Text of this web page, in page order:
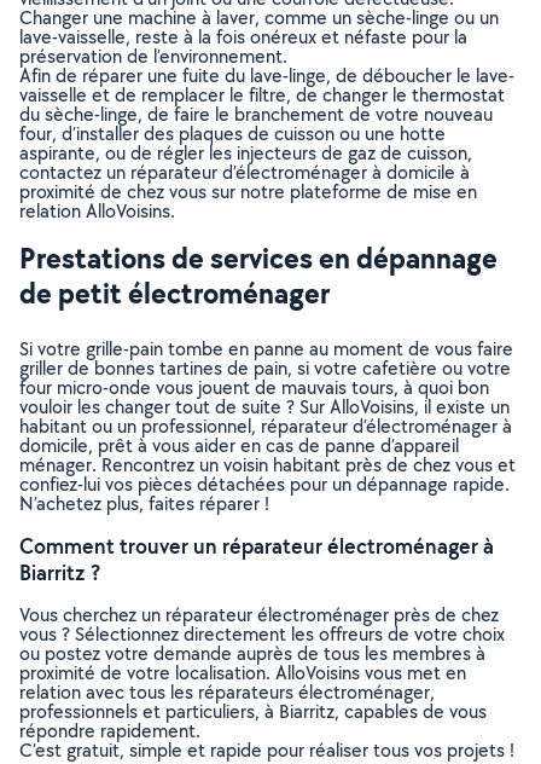
Changer une machine à laver, comme un sèche-linge ou un
lave-vaisselle, reste à la fois onéreux et néfaste pour la
préservation de l’environnement.
Afin de réparer une fuite du lave-linge, de déboucher le lave-
vaisselle et de remplacer le filtre, de changer le thermostat
du sèche-linge, de faire le branchement de votre nouveau
four, d’installer des plaques de cuisson ou une hotte
aspirante, ou de régler les injecteurs de gaz de cuisson,
contactez un réparateur d’électroménager à domicile à
proximité de chez vous sur notre plateforme de mise en
relation AlloVoisins.
Prestations de services en dépannage
de petit électroménager
Si votre grille-pain tombe en panne au moment de vous faire
griller de bonnes tartines de pain, si votre cafetière ou votre
four micro-onde vous jouent de mauvais tours, à quoi bon
vouloir les changer tout de suite ? Sur AlloVoisins, il existe un
habitant ou un professionnel, réparateur d’électroménager à
domicile, prêt à vous aider en cas de panne d’appareil
ménager. Rencontrez un voisin habitant près de chez vous et
confiez-lui vos pièces détachées pour un dépannage rapide.
N’achetez plus, faites réparer !
Comment trouver un réparateur électroménager à
Biarritz ?
Vous cherchez un réparateur électroménager près de chez
vous ? Sélectionnez directement les offreurs de votre choix
ou postez votre demande auprès de tous les membres à
proximité de votre localisation. AlloVoisins vous met en
relation avec tous les réparateurs électroménager,
professionnels et particuliers, à Biarritz, capables de vous
répondre rapidement.
C’est gratuit, simple et rapide pour réaliser tous vos projets !